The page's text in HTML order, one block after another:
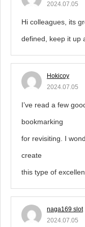
2024.07.05
Hi colleagues, its
defined, keep it up
Hokicoy
2024.07.05
I’ve read a few
bookmarking
for revisiting. I
create
this type of
naga169 slot
2024.07.05